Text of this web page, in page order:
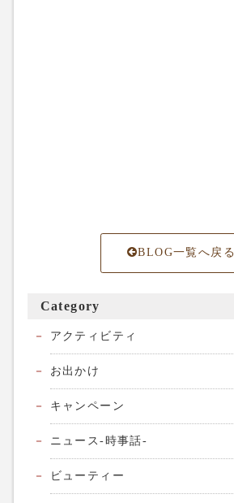
BLOG一覧へ戻る
Category
アクティビティ
お出かけ
キャンペーン
ニュース-時事話-
ビューティー